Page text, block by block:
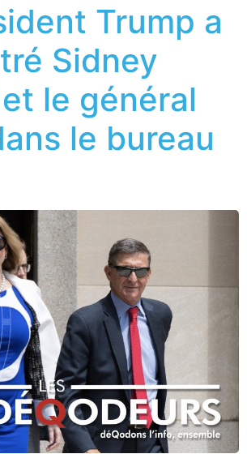
Trump a
Sidney
le général
le bureau